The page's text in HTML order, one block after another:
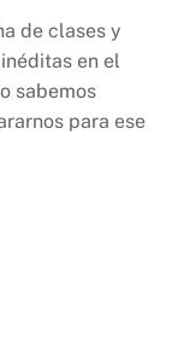
de clases y
en el
sabemos
para ese